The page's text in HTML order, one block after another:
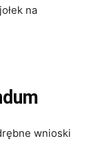
na
dum
wnioski